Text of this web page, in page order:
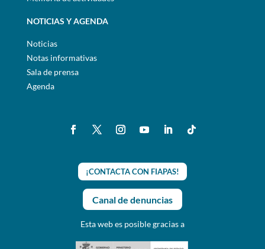
NOTICIAS Y AGENDA
Noticias
Notas informativas
Sala de prensa
Agenda
¡CONTACTA CON FIAPAS!
Canal de denuncias
Esta web es posible gracias a